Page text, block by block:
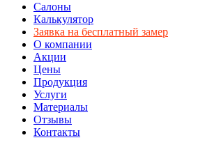
Салоны
Калькулятор
Заявка на бесплатный замер
О компании
Акции
Цены
Продукция
Услуги
Материалы
Отзывы
Контакты